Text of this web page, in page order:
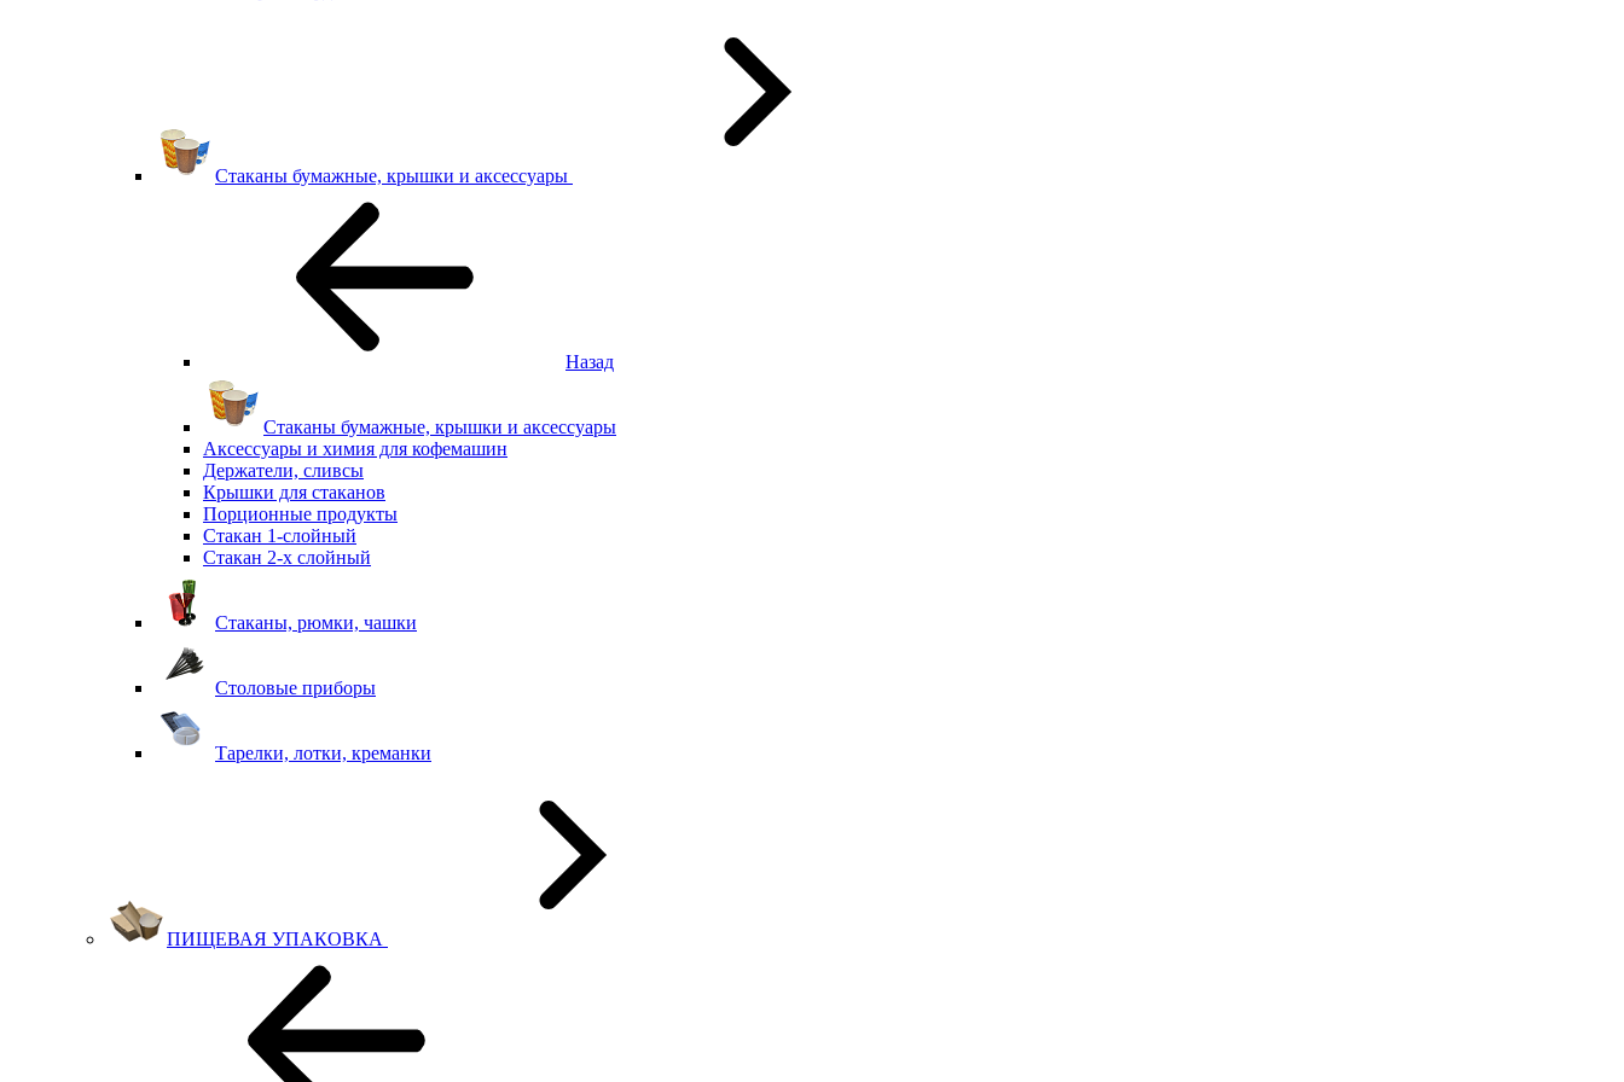
Стаканы бумажные, крышки и аксессуары
Назад
Стаканы бумажные, крышки и аксессуары
Аксессуары и химия для кофемашин
Держатели, сливсы
Крышки для стаканов
Порционные продукты
Стакан 1-слойный
Стакан 2-х слойный
Стаканы, рюмки, чашки
Столовые приборы
Тарелки, лотки, креманки
ПИЩЕВАЯ УПАКОВКА